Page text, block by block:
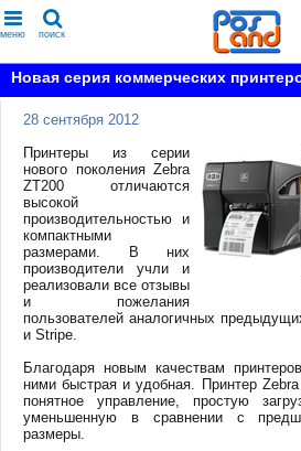
меню поиск
Новая серия коммерческих
28 сентября 2012
Принтеры из серии
нового поколения Zebra
ZT200 отличаются
высокой
производительностью и
компактными
размерами. В них
производители учли и
реализовали все отзывы
и пожелания
пользователей аналогичных
и Stripe.
Благодаря новым качествам
ними быстрая и удобная. Принтер
понятное управление, простую
уменьшенную в сравнении с
размеры.